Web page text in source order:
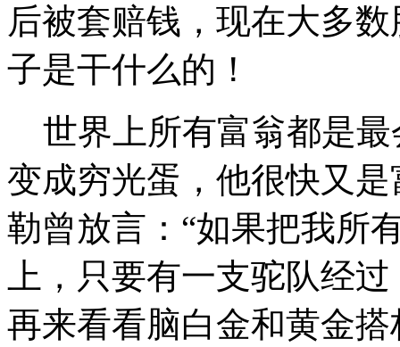
后被套赔钱，现在大多
子是干什么的！
世界上所有富翁都是最
变成穷光蛋，他很快又
勒曾放言：“如果把我所
上，只要有一支驼队经
再来看看脑白金和黄金